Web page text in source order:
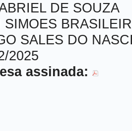
DE SOUZA
SIMOES
SALES DO
2025
assinada: